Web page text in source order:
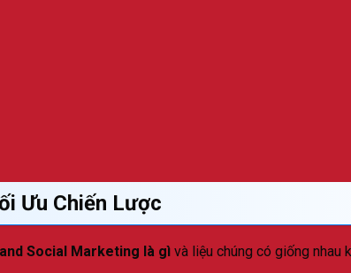
Ưu Chiến Lược
Social Marketing là gì và liệu chúng có giống nhau